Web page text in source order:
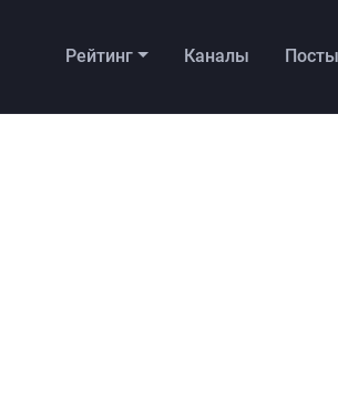
Рейтинг Каналы Посты